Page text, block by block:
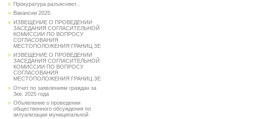
Прокуратура разъясняет...
Вакансии 2025
ИЗВЕЩЕНИЕ О ПРОВЕДЕНИИ
ЗАСЕДАНИЯ СОГЛАСИТЕЛЬНОЙ
КОМИССИИ ПО ВОПРОСУ
СОГЛАСОВАНИЯ
МЕСТОПОЛОЖЕНИЯ ГРАНИЦ ЗЕ
ИЗВЕЩЕНИЕ О ПРОВЕДЕНИИ
ЗАСЕДАНИЯ СОГЛАСИТЕЛЬНОЙ
КОМИССИИ ПО ВОПРОСУ
СОГЛАСОВАНИЯ
МЕСТОПОЛОЖЕНИЯ ГРАНИЦ ЗЕ
Отчет по заявлениям граждан за
3кв. 2025 года
Объявление о проведении
общественного обсуждения по
актуализации муниципальной